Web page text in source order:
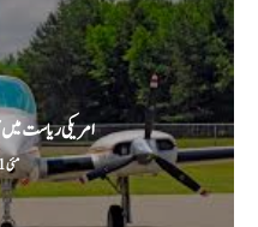
امریکی ریاست میں
مئی 1, 2026